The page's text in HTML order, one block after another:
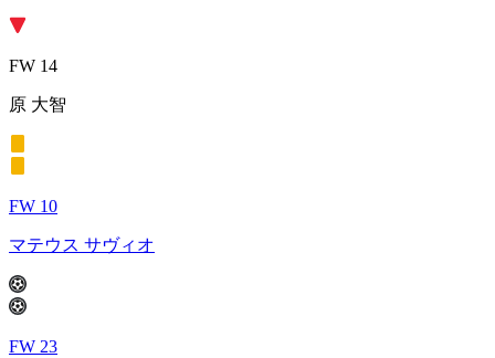
FW 14
原 大智
FW 10
マテウス サヴィオ
FW 23